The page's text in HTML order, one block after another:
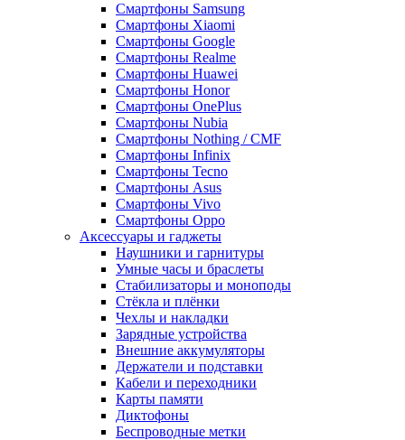
Смартфоны Samsung
Смартфоны Xiaomi
Смартфоны Google
Смартфоны Realme
Смартфоны Huawei
Смартфоны Honor
Смартфоны OnePlus
Смартфоны Nubia
Смартфоны Nothing / CMF
Смартфоны Infinix
Смартфоны Tecno
Смартфоны Asus
Смартфоны Vivo
Смартфоны Oppo
Аксессуары и гаджеты
Наушники и гарнитуры
Умные часы и браслеты
Стабилизаторы и моноподы
Стёкла и плёнки
Чехлы и накладки
Зарядные устройства
Внешние аккумуляторы
Держатели и подставки
Кабели и переходники
Карты памяти
Диктофоны
Беспроводные метки